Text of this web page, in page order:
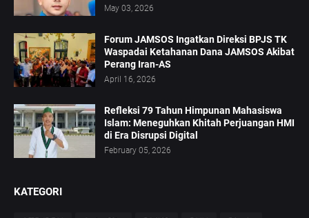
May 03, 2026
Forum JAMSOS Ingatkan Direksi BPJS TK
Waspadai Ketahanan Dana JAMSOS Akibat
Perang Iran-AS
April 16, 2026
Refleksi 79 Tahun Himpunan Mahasiswa
Islam: Meneguhkan Khitah Perjuangan HMI
di Era Disrupsi Digital
February 05, 2026
KATEGORI